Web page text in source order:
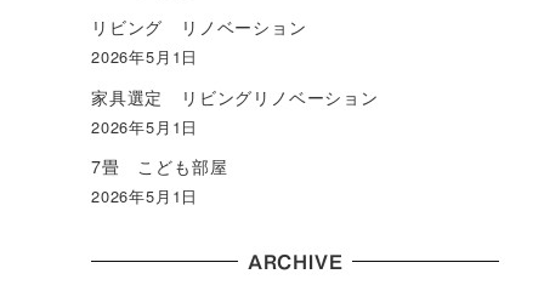
リビング リノベーション
2026年5月1日
家具選定 リビングリノベーション
2026年5月1日
7畳 こども部屋
2026年5月1日
ARCHIVE